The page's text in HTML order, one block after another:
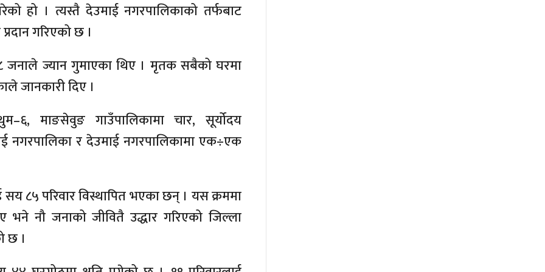
हो । त्यस्तै देउमाई नगरपालिकाको तर्फबाट
गरिएको छ ।
जनाले ज्यान गुमाएका थिए । मृतक सबैको घरमा
जानकारी दिए ।
माङसेवुङ गाउँपालिकामा चार, सूर्योदय
नगरपालिका र देउमाई नगरपालिकामा एक÷एक
सय ८५ परिवार विस्थापित भएका छन् । यस क्रममा
नौ जनाको जीवितै उद्धार गरिएको जिल्ला
छ ।